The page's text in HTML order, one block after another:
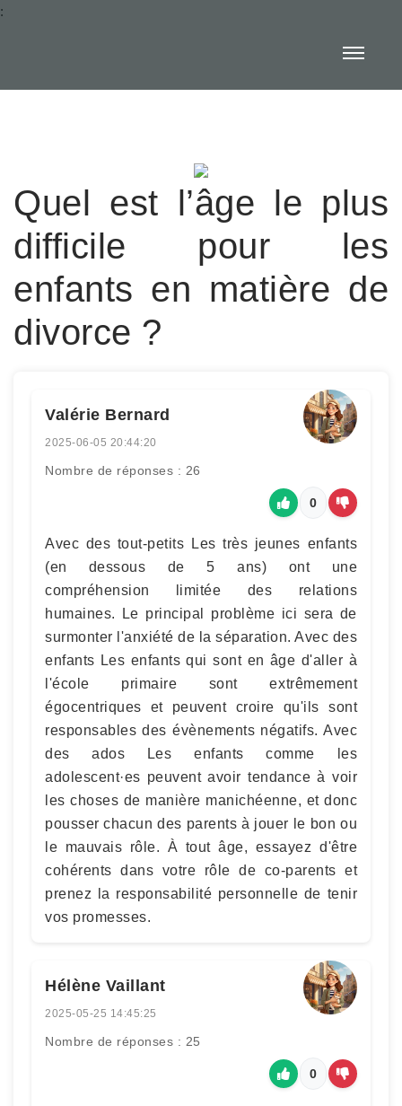
:
Quel est l’âge le plus
difficile pour les
enfants en matière de
divorce ?
Valérie Bernard
2025-06-05 20:44:20
Nombre de réponses : 26
0
Avec des tout-petits Les très jeunes enfants
(en dessous de 5 ans) ont une
compréhension limitée des relations
humaines. Le principal problème ici sera de
surmonter l'anxiété de la séparation. Avec des
enfants Les enfants qui sont en âge d'aller à
l'école primaire sont extrêmement
égocentriques et peuvent croire qu'ils sont
responsables des évènements négatifs. Avec
des ados Les enfants comme les
adolescent·es peuvent avoir tendance à voir
les choses de manière manichéenne, et donc
pousser chacun des parents à jouer le bon ou
le mauvais rôle. À tout âge, essayez d'être
cohérents dans votre rôle de co-parents et
prenez la responsabilité personnelle de tenir
vos promesses.
Hélène Vaillant
2025-05-25 14:45:25
Nombre de réponses : 25
0